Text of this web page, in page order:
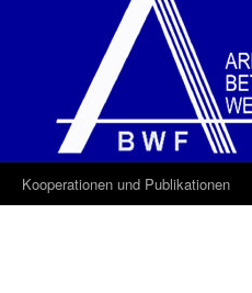
Kooperationen und Publikationen